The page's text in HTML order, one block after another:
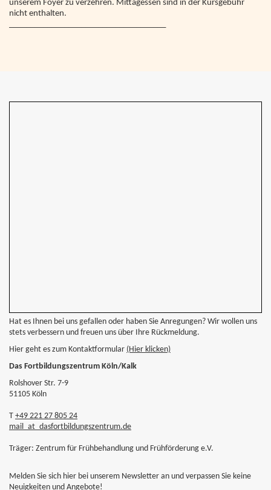
unserem Foyer zu verzehren. Mittagessen sind in der Kursgebühr
nicht enthalten.
Hat es Ihnen bei uns gefallen oder haben Sie Anregungen? Wir wollen uns
stets verbessern und freuen uns über Ihre Rückmeldung.
Hier geht es zum Kontaktformular (Hier klicken)
Das Fortbildungszentrum Köln/Kalk
Rolshover Str. 7-9
51105 Köln
T +49 221 27 805 24
mail _at_ dasfortbildungszentrum.de
Träger: Zentrum für Frühbehandlung und Frühförderung e.V.
Melden Sie sich hier bei unserem Newsletter an und verpassen Sie keine
Neuigkeiten und Angebote!